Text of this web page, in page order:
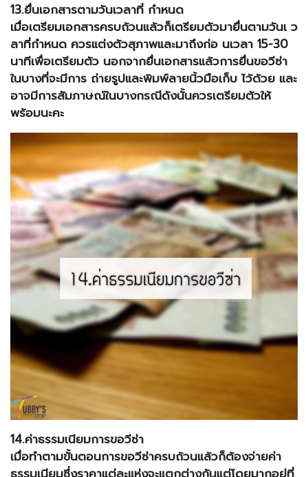
13.ยื่นเอกสารตามวันเวลาที่ กำหนด
เมื่อเตรียมเอกสารครบถ้วนแล้วก็เตรียมตัวมายื่นตามวันเ ว
ลาที่กำหนด ควรแต่งตัวสุภาพและมาถึงก่อ นเวลา 15-30
นาทีเพื่อเตรียมตัว นอกจากยื่นเอกสารแล้วการยื่นขอวีซ่า
ในบางที่จะมีการ ถ่ายรูปและพิมพ์ลายนิ้วมือเก็บ ไว้ด้วย และ
อาจมีการสัมภาษณ์ในบางกรณีดังนั้นควรเตรียมตัวให้
พร้อมนะคะ
14.ค่าธรรมเนียมการขอวีซ่า
เมื่อทำตามขั้นตอนการขอวีซ่าครบถ้วนแล้วก็ต้องจ่ายค่า